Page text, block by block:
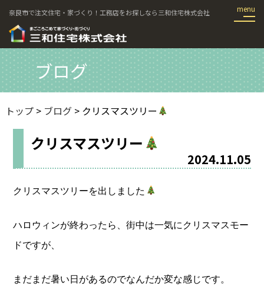
奈良市で注文住宅・家づくり！工務店をお探しなら三和住宅株式会社
ブログ
トップ> ブログ> クリスマスツリー
クリスマスツリー
2024.11.05
クリスマスツリーを出しました
ハロウィンが終わったら、街中は一気にクリスマスモー
ドですが、
まだまだ暑い日があるのでなんだか変な感じです。